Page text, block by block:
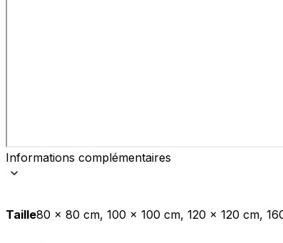
Informations complémentaires
Taille80 x 80 cm, 100 x 100 cm, 120 x 120 cm,